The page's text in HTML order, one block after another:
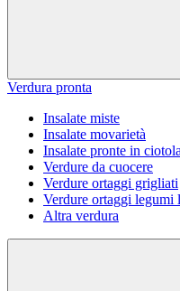
Verdura pronta
Insalate miste
Insalate movarietà
Insalate pronte in ciotola
Verdure da cuocere
Verdure ortaggi grigliati
Verdure ortaggi legumi
Altra verdura